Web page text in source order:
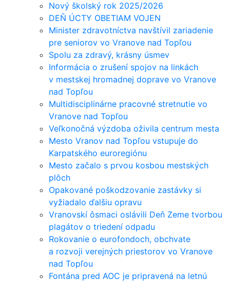
Nový školský rok 2025/2026
DEŇ ÚCTY OBETIAM VOJEN
Minister zdravotníctva navštívil zariadenie
pre seniorov vo Vranove nad Topľou
Spolu za zdravý, krásny úsmev
Informácia o zrušení spojov na linkách
v mestskej hromadnej doprave vo Vranove
nad Topľou
Multidisciplinárne pracovné stretnutie vo
Vranove nad Topľou
Veľkonočná výzdoba oživila centrum mesta
Mesto Vranov nad Topľou vstupuje do
Karpatského euroregiónu
Mesto začalo s prvou kosbou mestských
plôch
Opakované poškodzovanie zastávky si
vyžiadalo ďalšiu opravu
Vranovskí ôsmaci oslávili Deň Zeme tvorbou
plagátov o triedení odpadu
Rokovanie o eurofondoch, obchvate
a rozvoji verejných priestorov vo Vranove
nad Topľou
Fontána pred AOC je pripravená na letnú